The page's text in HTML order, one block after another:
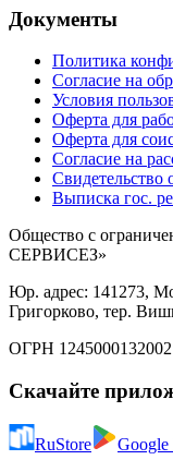
Документы
Политика
Согласие на
Условия
Оферта для
Оферта для
Согласие на
Выписка гос.
Общество с
СЕРВИСЕЗ»
Юр. адрес: 141273,
Григорково, тер.
ОГРН 1245000132002
Скачайте
RuStore Google